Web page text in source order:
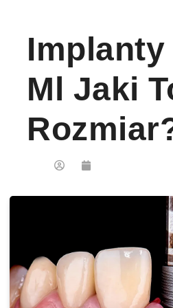
Implanty
Ml Jaki